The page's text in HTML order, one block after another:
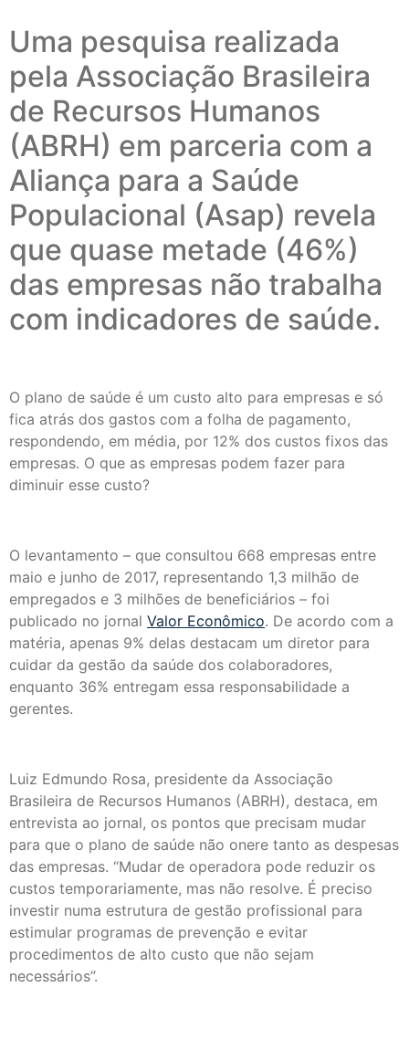
Uma pesquisa realizada
pela Associação Brasileira
de Recursos Humanos
(ABRH) em parceria com a
Aliança para a Saúde
Populacional (Asap) revela
que quase metade (46%)
das empresas não trabalha
com indicadores de saúde.
O plano de saúde é um custo alto para empresas e só
fica atrás dos gastos com a folha de pagamento,
respondendo, em média, por 12% dos custos fixos das
empresas. O que as empresas podem fazer para
diminuir esse custo?
O levantamento – que consultou 668 empresas entre
maio e junho de 2017, representando 1,3 milhão de
empregados e 3 milhões de beneficiários – foi
publicado no jornal Valor Econômico. De acordo com a
matéria, apenas 9% delas destacam um diretor para
cuidar da gestão da saúde dos colaboradores,
enquanto 36% entregam essa responsabilidade a
gerentes.
Luiz Edmundo Rosa, presidente da Associação
Brasileira de Recursos Humanos (ABRH), destaca, em
entrevista ao jornal, os pontos que precisam mudar
para que o plano de saúde não onere tanto as despesas
das empresas. “Mudar de operadora pode reduzir os
custos temporariamente, mas não resolve. É preciso
investir numa estrutura de gestão profissional para
estimular programas de prevenção e evitar
procedimentos de alto custo que não sejam
necessários”.